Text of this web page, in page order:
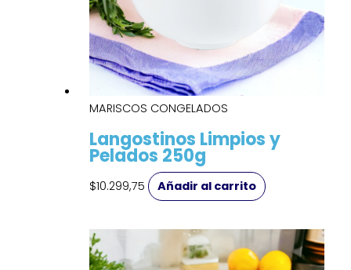
MARISCOS CONGELADOS
Langostinos Limpios y
Pelados 250g
$10.299,75 Añadir al carrito